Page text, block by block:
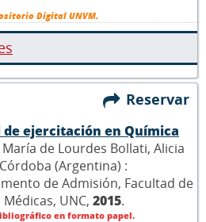
Digital UNVM.
Reservar
de ejercitación en Química
de Lourdes Bollati, Alicia
(Argentina) :
de Admisión, Facultad de
Médicas, UNC, 2015.
en formato papel.